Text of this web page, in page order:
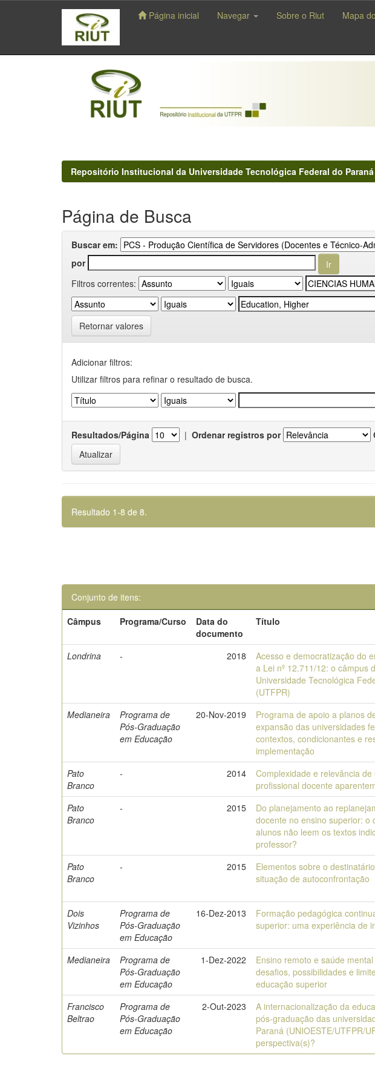
navigation
Página inicial Navegar Sobre o Riut Mapa
Repositório Institucional da Universidade Tecnológica Federal do Paraná
Página de Busca
Buscar em:
por
Filtros correntes:
Retornar valores
Adicionar filtros:
Utilizar filtros para refinar o resultado de busca.
Resultados/Página | Ordenar registros por
Resultado 1-8 de 8.
Conjunto de itens:
Câmpus
Programa/Curso
Data do
documento
Título
Londrina - 2018
Acesso e democratização do
a Lei nº 12.711/12: o câmpus
Universidade Tecnológica
(UTFPR)
Medianeira
Programa de
Pós-Graduação
em Educação
20-Nov-2019
Programa de apoio a planos
expansão das universidades
contextos, condicionantes e
implementação
Pato
Branco
- 2014
Complexidade e relevância de
profissional docente
Pato
Branco
- 2015
Do planejamento ao
docente no ensino superior: o
alunos não leem os textos
professor?
Pato
Branco
- 2015
Elementos sobre o
situação de autoconfrontação
Dois
Vizinhos
Programa de
Pós-Graduação
em Educação
16-Dez-2013
Formação pedagógica
superior: uma experiência de
Medianeira
Programa de
Pós-Graduação
em Educação
1-Dez-2022
Ensino remoto e saúde
desafios, possibilidades e
educação superior
Francisco
Beltrao
Programa de
Pós-Graduação
em Educação
2-Out-2023
A internacionalização da
pós-graduação das
Paraná (UNIOESTE/UTFPR/
perspectiva(s)?